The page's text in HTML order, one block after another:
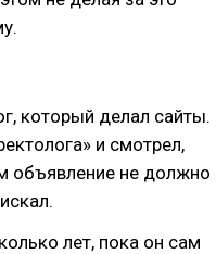
который делал сайты.
и смотрел,
объявление не должно
лет, пока он сам